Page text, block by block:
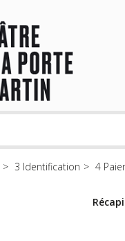
Identification